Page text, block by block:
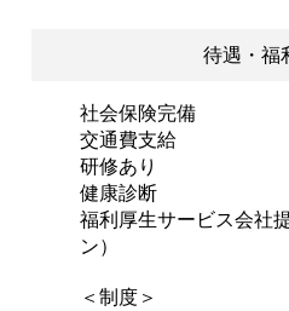
待遇・福
社会保険完備
交通費支給
研修あり
健康診断
福利厚生サービス会社
ン）
＜制度＞